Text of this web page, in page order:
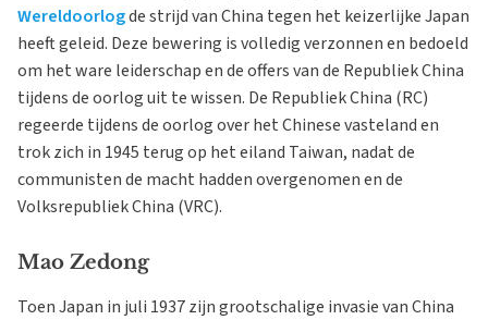
Wereldoorlogde strijd van China tegen het keizerlijke Japan
heeft geleid. Deze bewering is volledig verzonnen en bedoeld
om het ware leiderschap en de offers van de Republiek China
tijdens de oorlog uit te wissen. De Republiek China (RC)
regeerde tijdens de oorlog over het Chinese vasteland en
trok zich in 1945 terug op het eiland Taiwan, nadat de
communisten de macht hadden overgenomen en de
Volksrepubliek China (VRC).
Mao Zedong
Toen Japan in juli 1937 zijn grootschalige invasie van China